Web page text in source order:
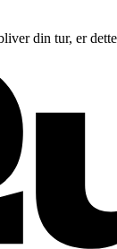
din tur, er